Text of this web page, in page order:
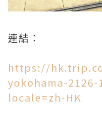
連結：
https://
yokohama-2126-
locale=zh-HK